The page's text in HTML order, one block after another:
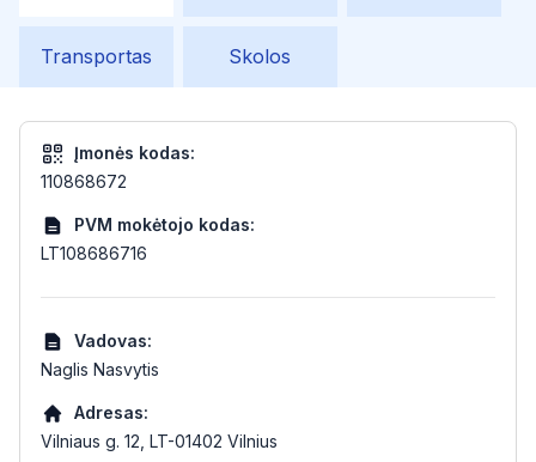
Transportas Skolos
Įmonės kodas:
110868672
PVM mokėtojo kodas:
LT108686716
Vadovas:
Naglis Nasvytis
Adresas:
Vilniaus g. 12, LT-01402 Vilnius